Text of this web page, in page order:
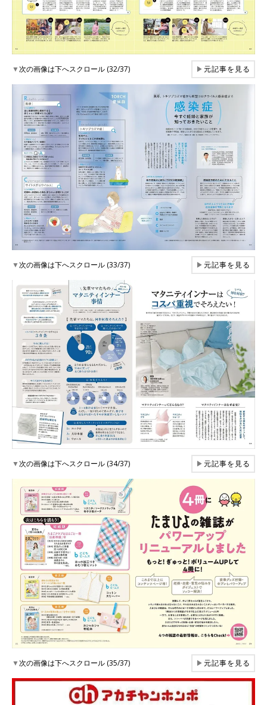
▼次の画像は下へスクロール (32/37) ▶元記事を見る
▼次の画像は下へスクロール (33/37) ▶元記事を見る
▼次の画像は下へスクロール (34/37) ▶元記事を見る
▼次の画像は下へスクロール (35/37) ▶元記事を見る